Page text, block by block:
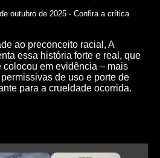
de outubro de 2025 - Confira a crítica
ao preconceito racial, A
essa história forte e real, que
em evidência – mais
de uso e porte de
para a crueldade ocorrida.